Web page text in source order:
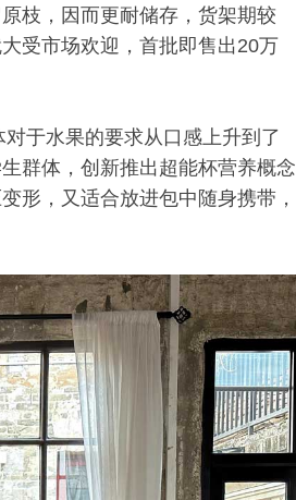
枝，因而更耐储存，货架期较
受市场欢迎，首批即售出20万
于水果的要求从口感上升到了
群体，创新推出超能杯营养概念
形，又适合放进包中随身携带，